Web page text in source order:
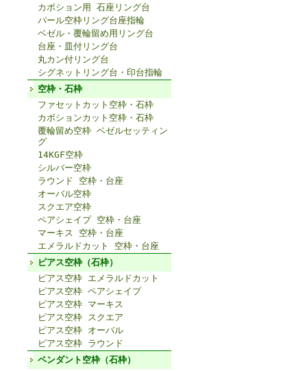
カボション用 石座リング台
パール空枠リング台座指輪
ベゼル・覆輪留め用リング台
台座・皿付リング台
丸カン付リング台
シグネットリング台・印台指輪
空枠・石枠
ファセットカット空枠・石枠
カボションカット空枠・石枠
覆輪留め空枠 ベゼルセッティン
グ
14KGF空枠
シルバー空枠
ラウンド 空枠・台座
オーバル空枠
スクエア空枠
ペアシェイプ 空枠・台座
マーキス 空枠・台座
エメラルドカット 空枠・台座
ピアス空枠（石枠）
ピアス空枠 エメラルドカット
ピアス空枠 ペアシェイプ
ピアス空枠 マーキス
ピアス空枠 スクエア
ピアス空枠 オーバル
ピアス空枠 ラウンド
ペンダント空枠（石枠）